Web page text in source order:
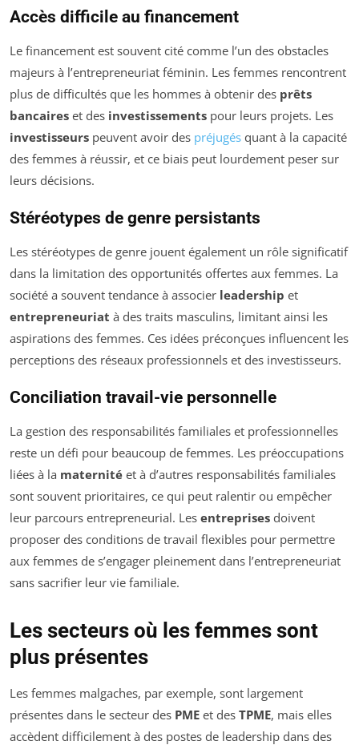
Accès difficile au financement
Le financement est souvent cité comme l’un des obstacles
majeurs à l’entrepreneuriat féminin. Les femmes rencontrent
plus de difficultés que les hommes à obtenir des prêts
bancaires et des investissements pour leurs projets. Les
investisseurs peuvent avoir des préjugés quant à la capacité
des femmes à réussir, et ce biais peut lourdement peser sur
leurs décisions.
Stéréotypes de genre persistants
Les stéréotypes de genre jouent également un rôle significatif
dans la limitation des opportunités offertes aux femmes. La
société a souvent tendance à associer leadership et
entrepreneuriat à des traits masculins, limitant ainsi les
aspirations des femmes. Ces idées préconçues influencent les
perceptions des réseaux professionnels et des investisseurs.
Conciliation travail-vie personnelle
La gestion des responsabilités familiales et professionnelles
reste un défi pour beaucoup de femmes. Les préoccupations
liées à la maternité et à d’autres responsabilités familiales
sont souvent prioritaires, ce qui peut ralentir ou empêcher
leur parcours entrepreneurial. Les entreprises doivent
proposer des conditions de travail flexibles pour permettre
aux femmes de s’engager pleinement dans l’entrepreneuriat
sans sacrifier leur vie familiale.
Les secteurs où les femmes sont
plus présentes
Les femmes malgaches, par exemple, sont largement
présentes dans le secteur des PME et des TPME, mais elles
accèdent difficilement à des postes de leadership dans des